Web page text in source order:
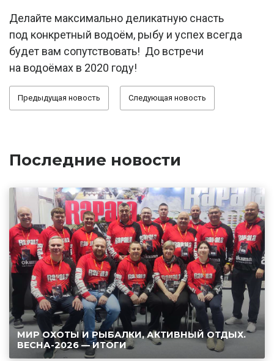
Делайте максимально деликатную снасть
под конкретный водоём, рыбу и успех всегда
будет вам сопутствовать! До встречи
на водоёмах в 2020 году!
Предыдущая новость Следующая новость
Последние новости
МИР ОХОТЫ И РЫБАЛКИ, АКТИВНЫЙ ОТДЫХ.
ВЕСНА-2026 — ИТОГИ